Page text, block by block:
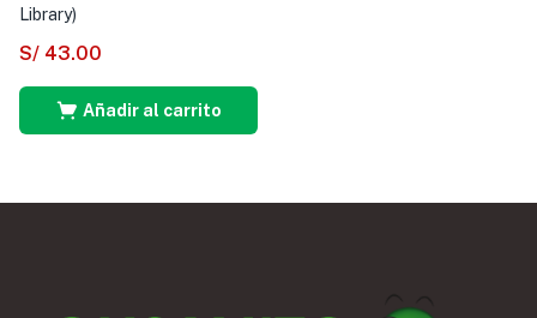
Library)
S/ 43.00
Añadir al carrito